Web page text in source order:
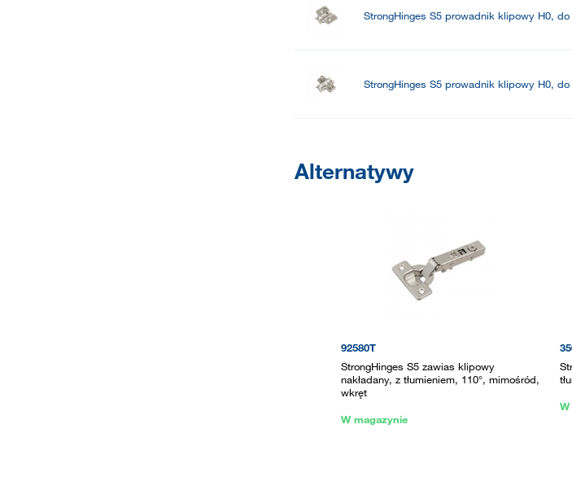
StrongHinges S5 prowadnik klipowy H0,
StrongHinges S5 prowadnik klipowy H0,
Alternatywy
92580T
StrongHinges S5 zawias klipowy
nakładany, z tłumieniem, 110°, mimośród,
wkręt
W magazynie